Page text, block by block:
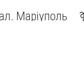
Маріуполь